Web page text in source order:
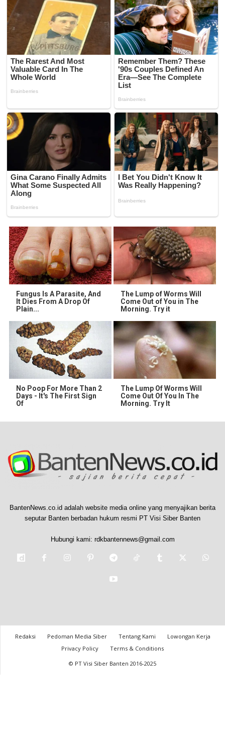
Fungus Is A Parasite, And
It Dies From A Drop Of
Plain...
The Lump of Worms Will
Come Out of You in The
Morning. Try it
No Poop For More Than 2
Days - It's The First Sign
Of
The Lump Of Worms Will
Come Out Of You In The
Morning. Try It
BantenNews.co.id adalah website media online yang menyajikan berita
seputar Banten berbadan hukum resmi PT Visi Siber Banten
Hubungi kami: rdkbantennews@gmail.com
Redaksi Pedoman Media Siber Tentang Kami
Lowongan Kerja
Privacy Policy
Terms & Conditions
© PT Visi Siber Banten 2016-2025